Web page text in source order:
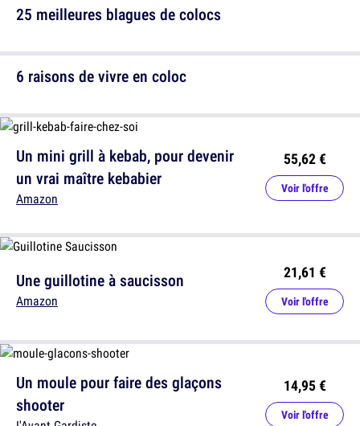
6 raisons de vivre en coloc
Une guillotine à saucisson
Amazon
21,61 €
Voir l'offre
25 meilleures blagues de colocs
Un mini grill à kebab, pour devenir
un vrai maître kebabier
Amazon
55,62 €
Voir l'offre
Un moule pour faire des glaçons
shooter
14,95 €
Voir l'offre